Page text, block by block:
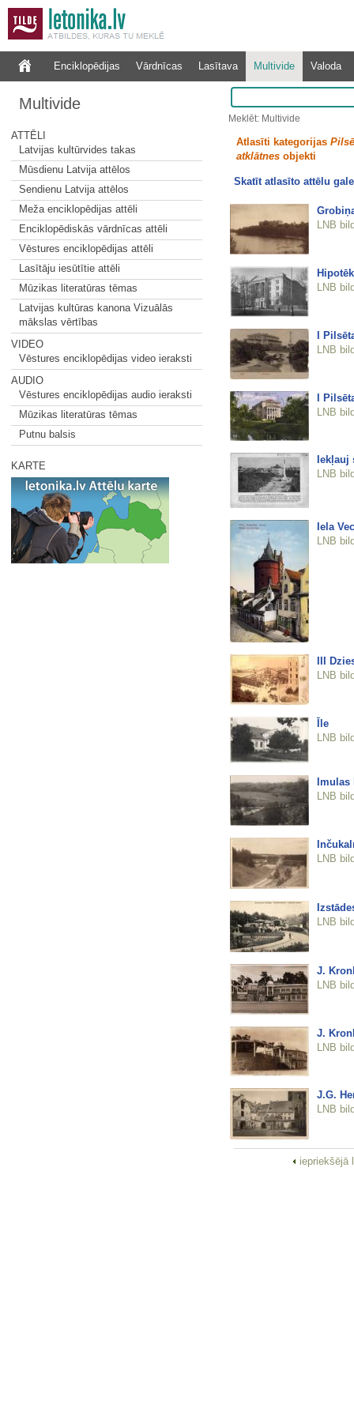
Enciklopēdijas Vārdnīcas Lasītava Multivide Valoda
Multivide
ATTĒLI
Latvijas kultūrvides takas
Mūsdienu Latvija attēlos
Sendienu Latvija attēlos
Meža enciklopēdijas attēli
Enciklopēdiskās vārdnīcas attēli
Vēstures enciklopēdijas attēli
Lasītāju iesūtītie attēli
Mūzikas literatūras tēmas
Latvijas kultūras kanona Vizuālās
mākslas vērtības
VIDEO
Vēstures enciklopēdijas video ieraksti
AUDIO
Vēstures enciklopēdijas audio ieraksti
Mūzikas literatūras tēmas
Putnu balsis
KARTE
Meklēt: Multivide
Atlasīti kategorijas
atklātnesobjekti
Skatīt atlasīto attēlu
LNB
LNB
I
LNB
I
LNB
Iekļauj
LNB
Iela
LNB
III
LNB
Īle
LNB
Imulas
LNB
LNB
LNB
J.
LNB
J.
LNB
J.G.
LNB
iepriekšējā